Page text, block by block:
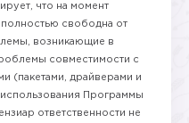
что на момент
свободна от
возникающие в
совместимости с
(пакетами, драйверами и
использования Программы
ответственности не